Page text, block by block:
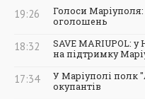
19:26
Голоси
оголошень
18:32
SAVE MARIUPOL:
на підтримку
17:34
У Маріуполі полк
окупантів